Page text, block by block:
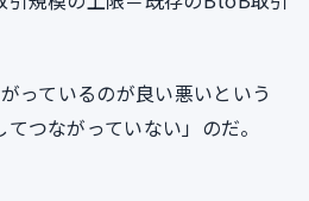
っているのが良い悪いという
つながっていない」のだ。